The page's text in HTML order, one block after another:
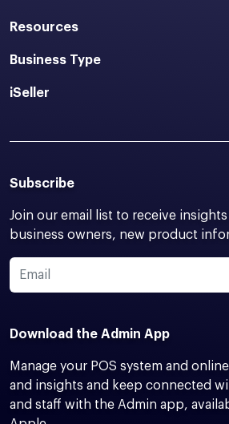
Resources
Business Type
iSeller
Subscribe
Join our email list to receive
business owners, new product
Download the Admin App
Manage your POS system and
and insights and keep connected
and staff with the Admin app,